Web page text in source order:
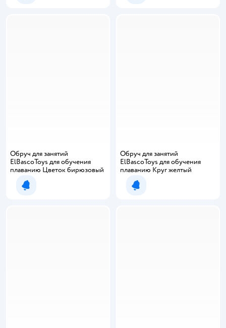
Обруч для занятий
ElBascoToys для обучения
плаванию Цветок бирюзовый
Уведомить о появлении
Обруч для занятий
ElBascoToys для обучения
плаванию Круг желтый
Уведомить о появлении